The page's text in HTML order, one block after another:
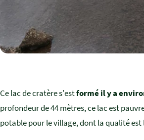
Ce lac de cratère s'estformé il y a
profondeur de 44 mètres, ce lac est
potable pour le village, dont la qualité